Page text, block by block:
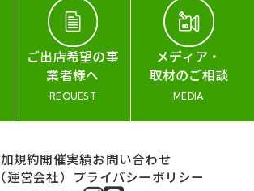
ご出店希望の事
業者様へ
REQUEST
メディア・
取材のご相談
MEDIA
規約開催実績お問い合わせ
営会社） プライバシーポリシー